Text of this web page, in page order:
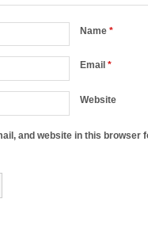
Name*
Email*
Website
and website in this browser